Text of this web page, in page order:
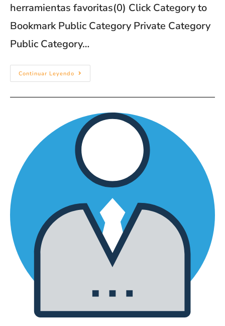
herramientas favoritas(0) Click Category to
Bookmark Public Category Private Category
Public Category…
Continuar Leyendo